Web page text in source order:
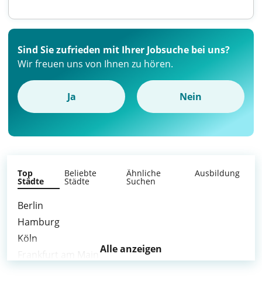
Sind Sie zufrieden mit Ihrer Jobsuche bei uns?
Wir freuen uns von Ihnen zu hören.
Ja Nein
Top
Städte
Beliebte
Städte
Ähnliche
Suchen
Ausbildung
Berlin
Hamburg
Köln
Alle anzeigen